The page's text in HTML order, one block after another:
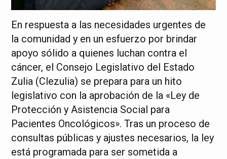
En respuesta a las necesidades urgentes de
la comunidad y en un esfuerzo por brindar
apoyo sólido a quienes luchan contra el
cáncer, el Consejo Legislativo del Estado
Zulia (Clezulia) se prepara para un hito
legislativo con la aprobación de la «Ley de
Protección y Asistencia Social para
Pacientes Oncológicos». Tras un proceso de
consultas públicas y ajustes necesarios, la ley
está programada para ser sometida a